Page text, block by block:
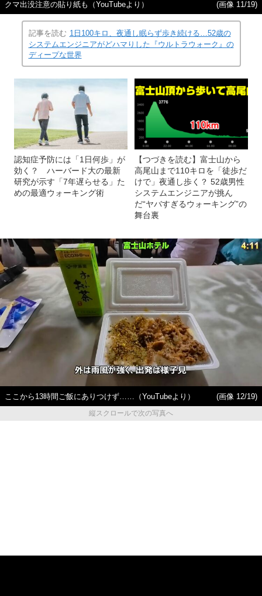
クマ出没注意の貼り紙も（YouTubeより） (画像 11/19)
記事を読む 1日100キロ、夜通し眠らず歩き続ける…52歳の
システムエンジニアがどハマりした『ウルトラウォーク』の
ディープな世界
認知症予防には「1日何歩」が
効く？ ハーバード大の最新
研究が示す「7年遅らせる」た
めの最適ウォーキング術
【つづきを読む】富士山から
高尾山まで110キロを「徒歩だ
けで」夜通し歩く？ 52歳男性
システムエンジニアが挑ん
だ“ヤバすぎるウォーキング”の
舞台裏
ここから13時間ご飯にありつけず……（YouTubeより）
(画像 12/19)
縦スクロールで次の写真へ